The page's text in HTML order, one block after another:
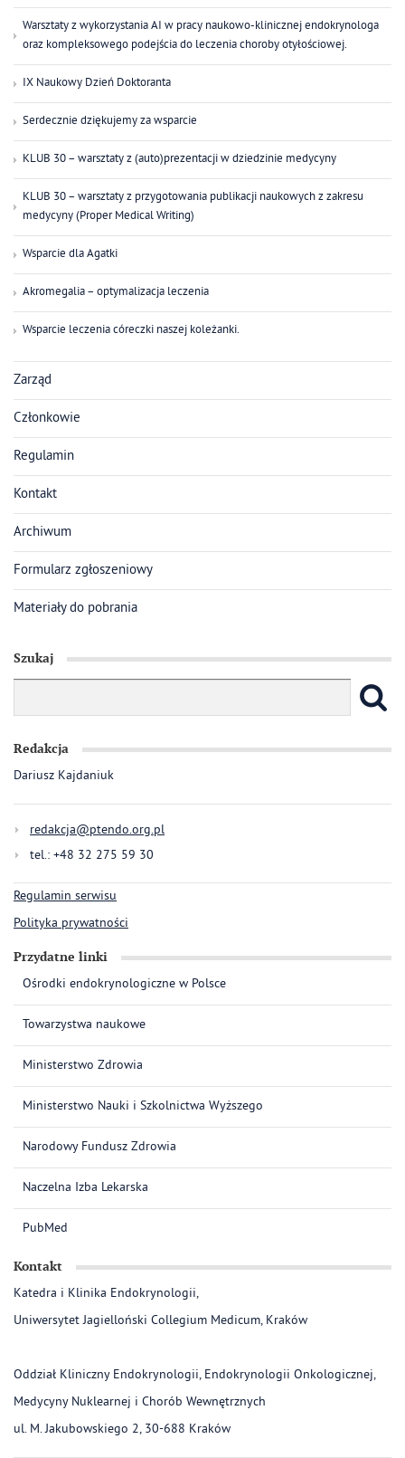
Warsztaty z wykorzystania AI w pracy naukowo-klinicznej endokrynologa
oraz kompleksowego podejścia do leczenia choroby otyłościowej.
IX Naukowy Dzień Doktoranta
Serdecznie dziękujemy za wsparcie
KLUB 30 – warsztaty z (auto)prezentacji w dziedzinie medycyny
KLUB 30 – warsztaty z przygotowania publikacji naukowych z zakresu
medycyny (Proper Medical Writing)
Wsparcie dla Agatki
Akromegalia – optymalizacja leczenia
Wsparcie leczenia córeczki naszej koleżanki.
Zarząd
Członkowie
Regulamin
Kontakt
Archiwum
Formularz zgłoszeniowy
Materiały do pobrania
Szukaj
Redakcja
Dariusz Kajdaniuk
redakcja@ptendo.org.pl
tel.: +48 32 275 59 30
Regulamin serwisu
Polityka prywatności
Przydatne linki
Ośrodki endokrynologiczne w Polsce
Towarzystwa naukowe
Ministerstwo Zdrowia
Ministerstwo Nauki i Szkolnictwa Wyższego
Narodowy Fundusz Zdrowia
Naczelna Izba Lekarska
PubMed
Kontakt
Katedra i Klinika Endokrynologii,
Uniwersytet Jagielloński Collegium Medicum, Kraków
Oddział Kliniczny Endokrynologii, Endokrynologii Onkologicznej,
Medycyny Nuklearnej i Chorób Wewnętrznych
ul. M. Jakubowskiego 2, 30-688 Kraków